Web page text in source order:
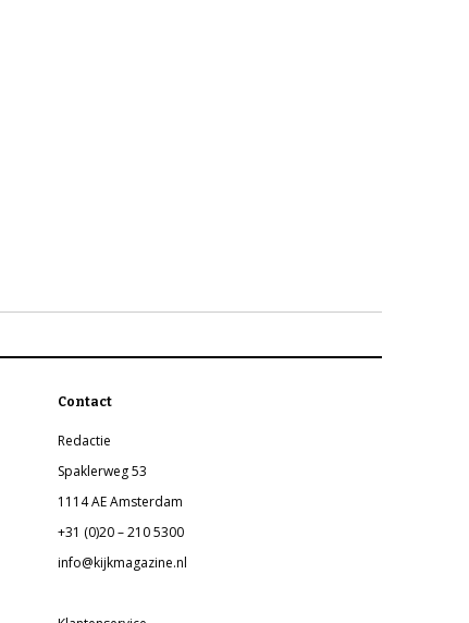
Contact
Redactie
Spaklerweg 53
1114 AE Amsterdam
+31 (0)20 – 210 5300
info@kijkmagazine.nl